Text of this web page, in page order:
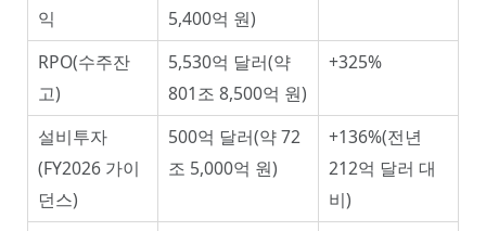
익
5,400억 원)
RPO(수주잔
고)
5,530억 달러(약
801조 8,500억 원)
+325%
설비투자
(FY2026 가이
던스)
500억 달러(약 72
조 5,000억 원)
+136%(전년
212억 달러 대
비)